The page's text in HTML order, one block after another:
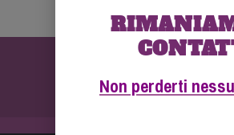
Non perderti